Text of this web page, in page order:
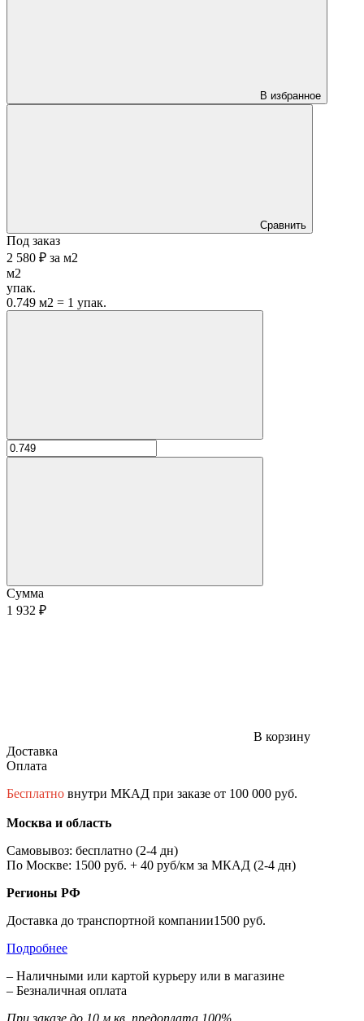
В избранное
Сравнить
Под заказ
2 580 ₽ за м2
м2
упак.
0.749 м2 = 1 упак.
Сумма
1 932 ₽
В корзину
Доставка
Оплата
Бесплатно внутри МКАД при заказе от 100 000 руб.
Москва и область
Самовывоз: бесплатно (2-4 дн)
По Москве: 1500 руб. + 40 руб/км за МКАД (2-4 дн)
Регионы РФ
Доставка до транспортной компании1500 руб.
Подробнее
– Наличными или картой курьеру или в магазине
– Безналичная оплата